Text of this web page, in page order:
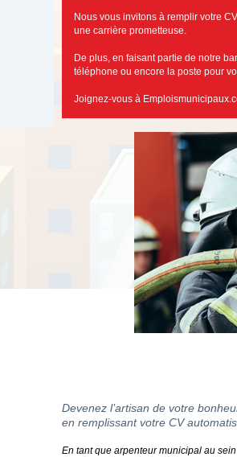
Nous vous invitons à remplir votre
une carrière prometteuse.
De plus, en faisant partie de notre
téléphone ou encore la poste pour
Joignez-vous à
Devenez l’artisan de votre
en remplissant votre CV
En tant que arpenteur municipal au